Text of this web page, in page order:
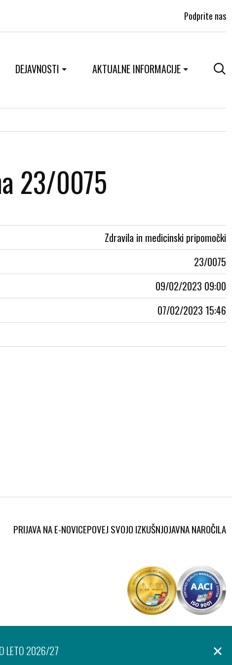
Podprite nas
DEJAVNOSTI AKTUALNE INFORMACIJE
23/0075
Zdravila in medicinski pripomočki
23/0075
09/02/2023 09:00
07/02/2023 15:46
PRIJAVA NA E-NOVICEPOVEJ SVOJO IZKUŠNJOJAVNA NAROČILA
LETO 2026/27